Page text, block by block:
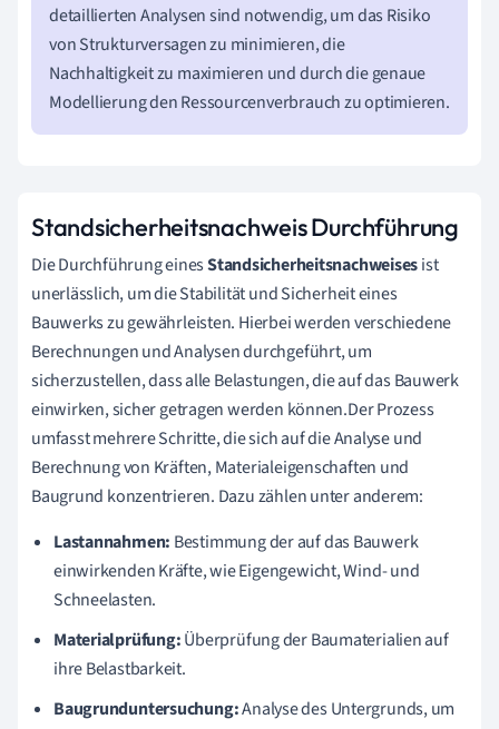
detaillierten Analysen sind notwendig, um das Risiko
von Strukturversagen zu minimieren, die
Nachhaltigkeit zu maximieren und durch die genaue
Modellierung den Ressourcenverbrauch zu optimieren.
Standsicherheitsnachweis Durchführung
Die Durchführung einesStandsicherheitsnachweisesist
unerlässlich, um die Stabilität und Sicherheit eines
Bauwerks zu gewährleisten. Hierbei werden verschiedene
Berechnungen und Analysen durchgeführt, um
sicherzustellen, dass alle Belastungen, die auf das Bauwerk
einwirken, sicher getragen werden können.Der Prozess
umfasst mehrere Schritte, die sich auf die Analyse und
Berechnung von Kräften, Materialeigenschaften und
Baugrund konzentrieren. Dazu zählen unter anderem:
Lastannahmen: Bestimmung der auf das Bauwerk
einwirkenden Kräfte, wie Eigengewicht, Wind- und
Schneelasten.
Materialprüfung:Überprüfung der Baumaterialien auf
ihre Belastbarkeit.
Baugrunduntersuchung:Analyse des Untergrunds, um